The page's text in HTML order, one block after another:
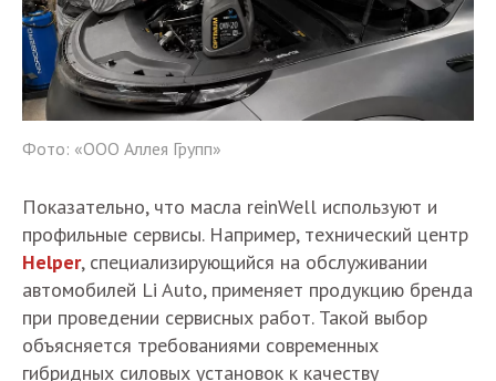
Фото: «ООО Аллея Групп»
Показательно, что масла reinWell используют и
профильные сервисы. Например, технический центр
Helper, специализирующийся на обслуживании
автомобилей Li Auto, применяет продукцию бренда
при проведении сервисных работ. Такой выбор
объясняется требованиями современных
гибридных силовых установок к качеству